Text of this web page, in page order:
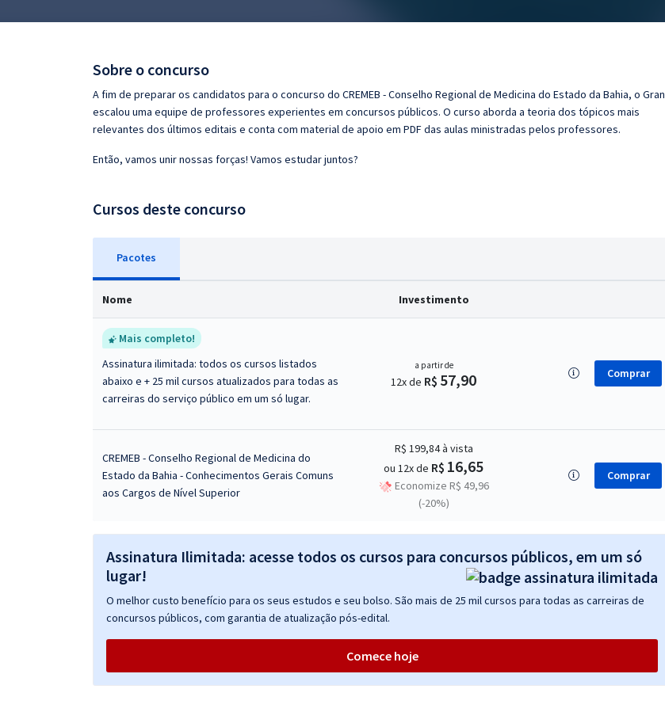
Questões grátis
Sobre o concurso
A fim de preparar os candidatos para o concurso do CREMEB - Conselho Regional de Medicina do Estado da Bahia, o Gran
escalou uma equipe de professores experientes em concursos públicos. O curso aborda a teoria dos tópicos mais
relevantes dos últimos editais e conta com material de apoio em PDF das aulas ministradas pelos professores.
Então, vamos unir nossas forças! Vamos estudar juntos?
Cursos deste concurso
Pacotes
Nome Investimento
Mais completo!
Assinatura ilimitada: todos os cursos listados
abaixo e + 25 mil cursos atualizados para todas as
carreiras do serviço público em um só lugar.
a partir de
12x de R$ 57,90 Comprar
CREMEB - Conselho Regional de Medicina do
Estado da Bahia - Conhecimentos Gerais Comuns
aos Cargos de Nível Superior
R$ 199,84à vista
ou 12x de R$ 16,65
Economize R$ 49,96
(-20%)
Comprar
Assinatura Ilimitada: acesse todos os cursos para concursos públicos, em um só
lugar!
O melhor custo benefício para os seus estudos e seu bolso. São mais de 25 mil cursos para todas as carreiras de
concursos públicos, com garantia de atualização pós-edital.
Comece hoje